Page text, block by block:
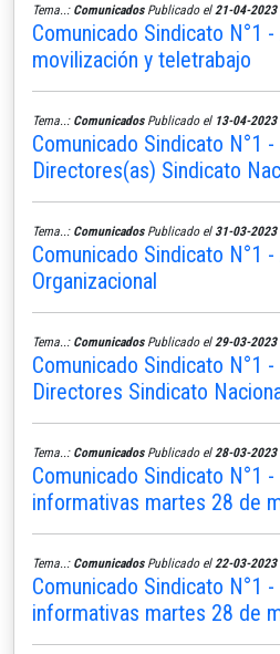
Tema..: ComunicadosPublicado el 21-04-2023
Comunicado Sindicato N°1
movilización y teletrabajo
Tema..: ComunicadosPublicado el 13-04-2023
Comunicado Sindicato N°1
Directores(as) Sindicato
Tema..: ComunicadosPublicado el 31-03-2023
Comunicado Sindicato N°1
Organizacional
Tema..: ComunicadosPublicado el 29-03-2023
Comunicado Sindicato N°1
Directores Sindicato
Tema..: ComunicadosPublicado el 28-03-2023
Comunicado Sindicato N°1
informativas martes 28 de
Tema..: ComunicadosPublicado el 22-03-2023
Comunicado Sindicato N°1 -
informativas martes 28 de